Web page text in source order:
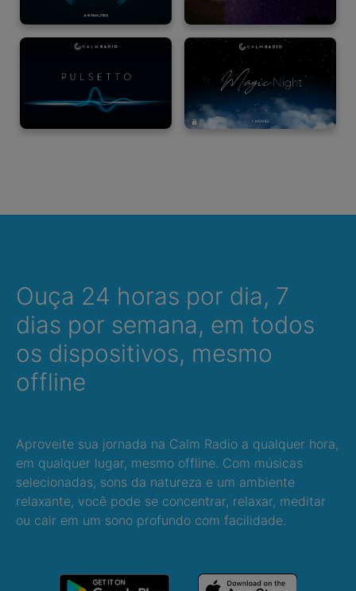
Ouça 24 horas por dia, 7
dias por semana, em todos
os dispositivos, mesmo
offline
Aproveite sua jornada na Calm Radio a qualquer hora,
em qualquer lugar, mesmo offline. Com músicas
selecionadas, sons da natureza e um ambiente
relaxante, você pode se concentrar, relaxar, meditar
ou cair em um sono profundo com facilidade.